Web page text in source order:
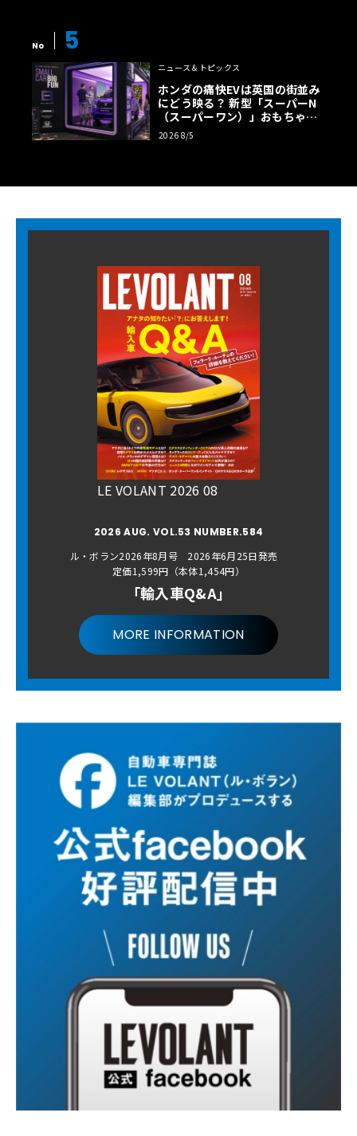
No 5
ニュース＆トピックス
ホンダの痛快EVは英国の街並み
にどう映る？ 新型「スーパーN
（スーパーワン）」おもちゃ箱
ツアーの全貌
2026 8/5
LE VOLANT 2026 08
2026 AUG. VOL.53 NUMBER.584
ル・ボラン2026年8月号 2026年6月25日発売
定価1,599円（本体1,454円）
「輸入車Q&A」
MORE INFORMATION